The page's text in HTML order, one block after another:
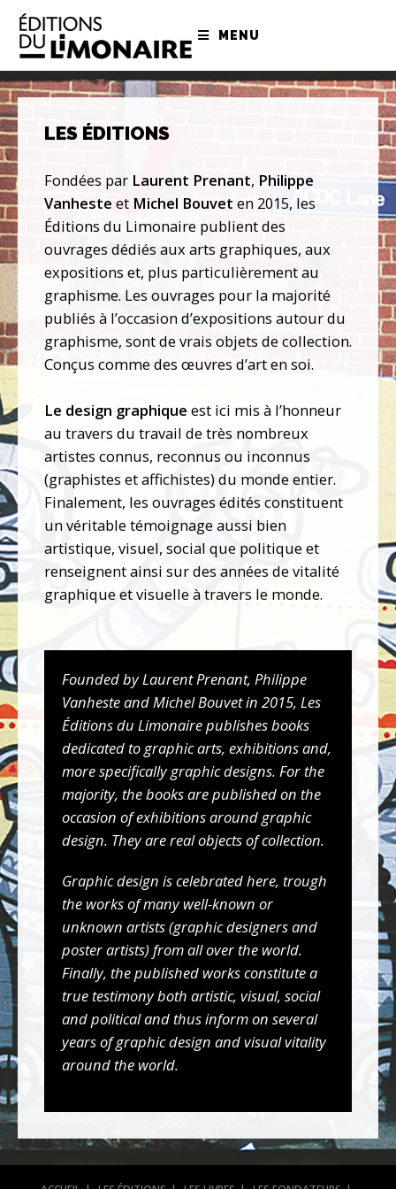
MENU
LES ÉDITIONS
Fondées par Laurent Prenant, Philippe
Vanheste et Michel Bouvet en 2015, les
Éditions du Limonaire publient des
ouvrages dédiés aux arts graphiques, aux
expositions et, plus particulièrement au
graphisme. Les ouvrages pour la majorité
publiés à l’occasion d’expositions autour du
graphisme, sont de vrais objets de collection.
Conçus comme des œuvres d’art en soi.
Le design graphique est ici mis à l’honneur
au travers du travail de très nombreux
artistes connus, reconnus ou inconnus
(graphistes et affichistes) du monde entier.
Finalement, les ouvrages édités constituent
un véritable témoignage aussi bien
artistique, visuel, social que politique et
renseignent ainsi sur des années de vitalité
graphique et visuelle à travers le monde.
Founded by Laurent Prenant, Philippe
Vanheste and Michel Bouvet in 2015, Les
Éditions du Limonaire publishes books
dedicated to graphic arts, exhibitions and,
more specifically graphic designs. For the
majority, the books are published on the
occasion of exhibitions around graphic
design. They are real objects of collection.
Graphic design is celebrated here, trough
the works of many well-known or
unknown artists (graphic designers and
poster artists) from all over the world.
Finally, the published works constitute a
true testimony both artistic, visual, social
and political and thus inform on several
years of graphic design and visual vitality
around the world.